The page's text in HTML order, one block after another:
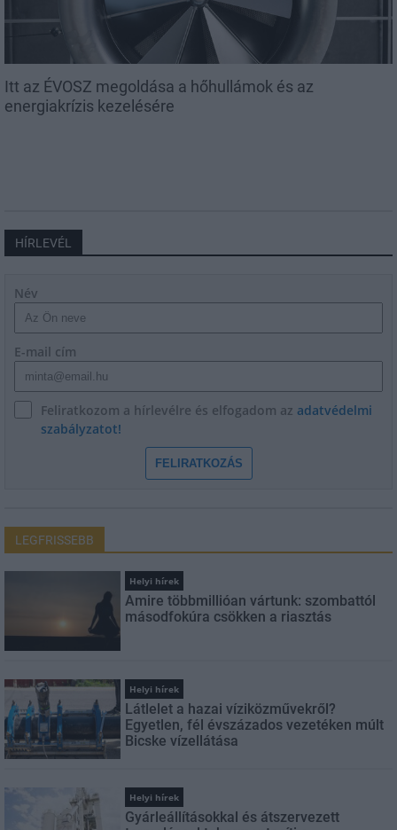
Itt az ÉVOSZ megoldása a hőhullámok és az
energiakrízis kezelésére
HÍRLEVÉL
Név
E-mail cím
Feliratkozom a hírlevélre és elfogadom az adatvédelmi
szabályzatot!
FELIRATKOZÁS
LEGFRISSEBB
Helyi hírek
Amire többmillióan vártunk: szombattól
másodfokúra csökken a riasztás
Helyi hírek
Látlelet a hazai víziközművekről?
Egyetlen, fél évszázados vezetéken múlt
Bicske vízellátása
Helyi hírek
Gyárleállításokkal és átszervezett